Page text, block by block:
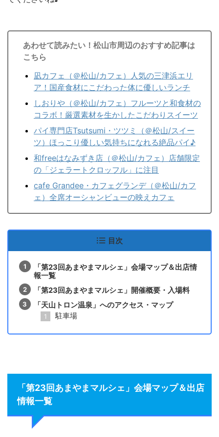
あわせて読みたい！松山市周辺のおすすめ記事は
こちら
凪カフェ（＠松山/カフェ）人気の三津浜エリ
ア！国産食材にこだわった体に優しいランチ
しおりや（＠松山/カフェ）フルーツと和食材の
コラボ！厳選素材を生かしたこだわりスイーツ
パイ専門店Tsutsumi・ツツミ（＠松山/スイー
ツ）ほっこり優しい気持ちになれる絶品パイ♪
和freeはなみずき店（＠松山/カフェ）店舗限定
の「ジェラートクロッフル」に注目
cafe Grandee・カフェグランデ（＠松山/カフ
ェ）全席オーシャンビューの映えカフェ
目次
「第23回あまやまマルシェ」会場マップ＆出店情
報一覧
「第23回あまやまマルシェ」開催概要・入場料
「天山トロン温泉」へのアクセス・マップ
駐車場
「第23回あまやまマルシェ」会場マップ＆出店
情報一覧